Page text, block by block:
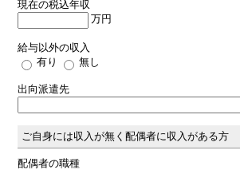
現在の税込年収
万円
給与以外の収入
有り
無し
出向派遣先
ご自身には収入が無く配偶者に収入がある方
配偶者の職種